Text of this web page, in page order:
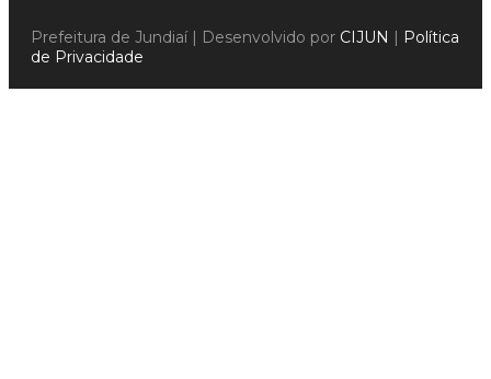
Prefeitura de Jundiaí | Desenvolvido por CIJUN
Política
de Privacidade